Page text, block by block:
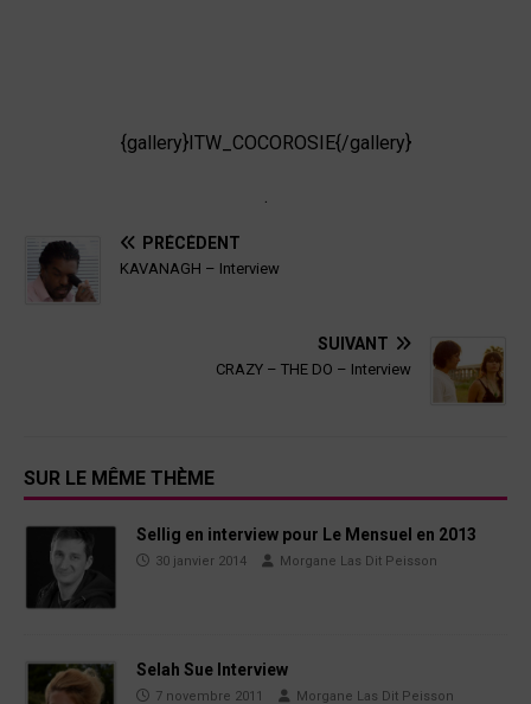
{gallery}ITW_COCOROSIE{/gallery}
PRÉCÉDENT
KAVANAGH – Interview
SUIVANT
CRAZY – THE DO – Interview
SUR LE MÊME THÈME
Sellig en interview pour Le Mensuel en 2013
30 janvier 2014 Morgane Las Dit Peisson
Selah Sue Interview
7 novembre 2011 Morgane Las Dit Peisson